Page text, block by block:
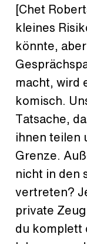
[Chet
kleines
könnte,
macht, wird
komisch.
Tatsache,
ihnen teilen
Grenze.
nicht in den
vertreten?
private
du komplett